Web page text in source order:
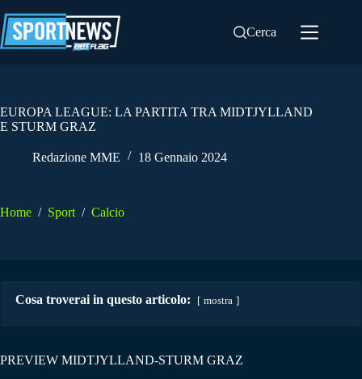
al
contenuto
Cerca
EUROPA LEAGUE: LA PARTITA TRA MIDTJYLLAND
E STURM GRAZ
Redazione MME 18 Gennaio 2024
Home / Sport / Calcio
Cosa troverai in questo articolo: mostra
PREVIEW MIDTJYLLAND-STURM GRAZ